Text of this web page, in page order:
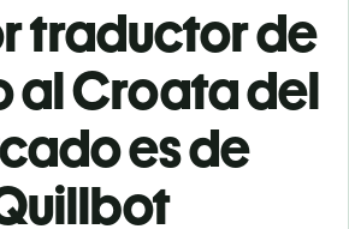
traductor de
al Croata del
es de